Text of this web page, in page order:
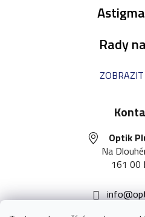
Rady
Optik
Na
161 00
info@